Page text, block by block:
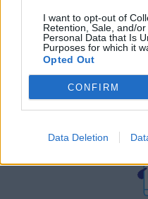
I want to opt-out of
Retention, Sale, and/
Personal Data that Is
Purposes for which it
Opted Out
CONFIRM
Data Deletion